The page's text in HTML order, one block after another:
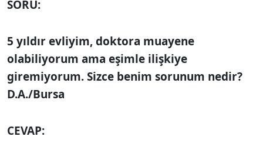
SORU:
5 yıldır evliyim, doktora muayene
olabiliyorum ama eşimle ilişkiye
giremiyorum. Sizce benim sorunum nedir?
D.A./Bursa
CEVAP: